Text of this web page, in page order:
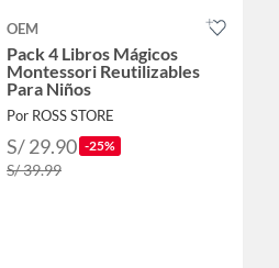
OEM
Pack 4 Libros Mágicos
Montessori Reutilizables
Para Niños
Por ROSS STORE
S/ 29.90 -25%
S/ 39.99